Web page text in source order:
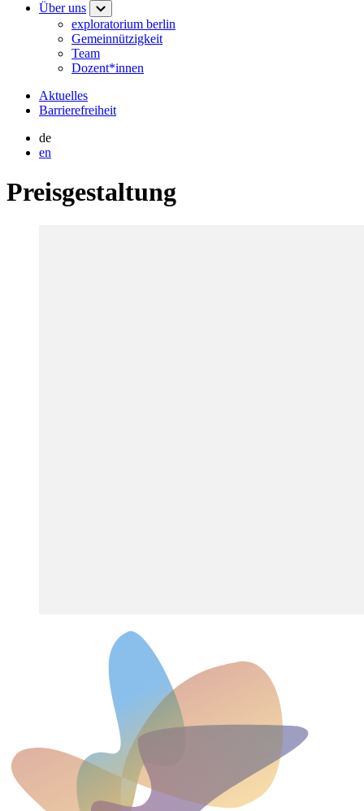
Über uns
exploratorium berlin
Gemeinnützigkeit
Team
Dozent*innen
Aktuelles
Barrierefreiheit
de
en
Preisgestaltung